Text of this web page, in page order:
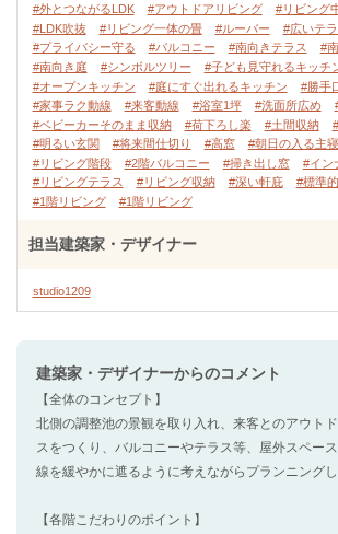
#外とつながるLDK #アウトドアリビング
#リビング
#LDK吹抜
#リビング一体の畳 #ルーバー #広いテ
#プライバシー守る
#バルコニー #南向きテラス
#
#南向き庭
#シンボルツリー
#子ども見守れるキッチ
#オープンキッチン
#庭にすぐ出れるキッチン #勝手
#家事ラク動線
#来客動線 #浴室1坪 #洗面所広め
#ベビーカーそのまま収納
#荷下ろし楽 #土間収納
#明るい玄関
#将来間仕切り #高窓 #朝日の入る主
#リビング階段
#2階バルコニー #掃き出し窓
#イン
#リビングテラス
#リビング収納 #深い軒庇
#標準
#1階リビング
#1階リビング
担当建築家・デザイナー
studio1209
建築家・デザイナーからのコメント
【全体のコンセプト】
北側の調整池の景観を取り入れ、来客とのアウト
スをつくり、バルコニーやテラス等、屋外スペー
線を緩やかに遮るように考えながらプランニングし
【各階こだわりのポイント】